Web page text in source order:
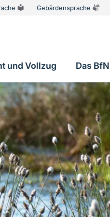
Gebärdensprache
und Vollzug Das BfN